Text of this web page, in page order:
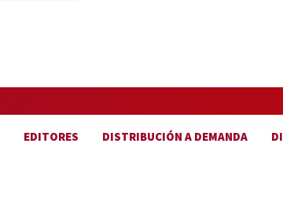
EDITORES DISTRIBUCIÓN A DEMANDA